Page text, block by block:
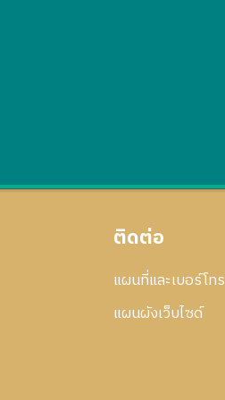
ติดต่อ
แผนที่และเบอร์โทร
แผนผังเว็บไซด์